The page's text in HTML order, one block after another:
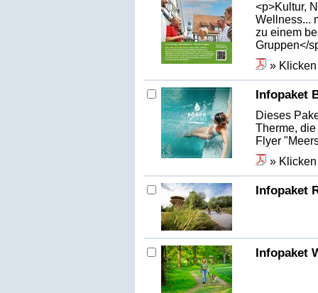
<p>Kultur,
Wellness...
zu einem
Gruppen</
»
Infopaket
Dieses
Therme,
Flyer
»
Infopaket
Infopaket